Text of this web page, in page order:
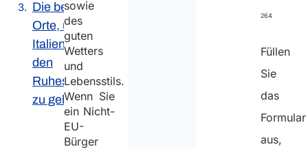
Die besten
Orte, um in
Italien in
den
Ruhestand
zu gehen
sowie
des
guten
Wetters
und
Lebensstils.
Wenn Sie
ein Nicht-
EU-
Bürger
264
Füllen
Sie
das
Formular
aus,